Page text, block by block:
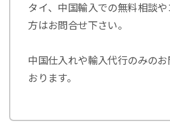
タイ、中国輸入での無料相談
方はお問合せ下さい。
中国仕入れや輸入代行のみの
おります。